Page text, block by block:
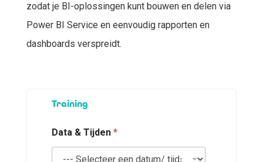
zodat je BI-oplossingen kunt bouwen en delen via
Power BI Service en eenvoudig rapporten en
dashboards verspreidt.
e
r
j
Training
Data & Tijden *